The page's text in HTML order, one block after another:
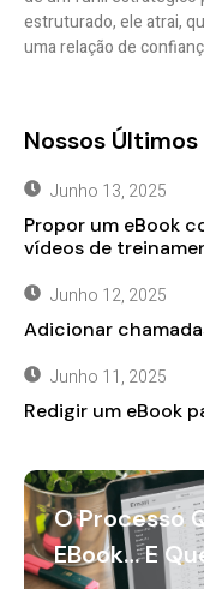
estruturado, ele atrai,
uma relação de
Nossos
Junho 13, 2025
Propor um eBook
vídeos de
Junho 12, 2025
Adicionar
Junho 11, 2025
Redigir um eBook
O Processo
EBook… E